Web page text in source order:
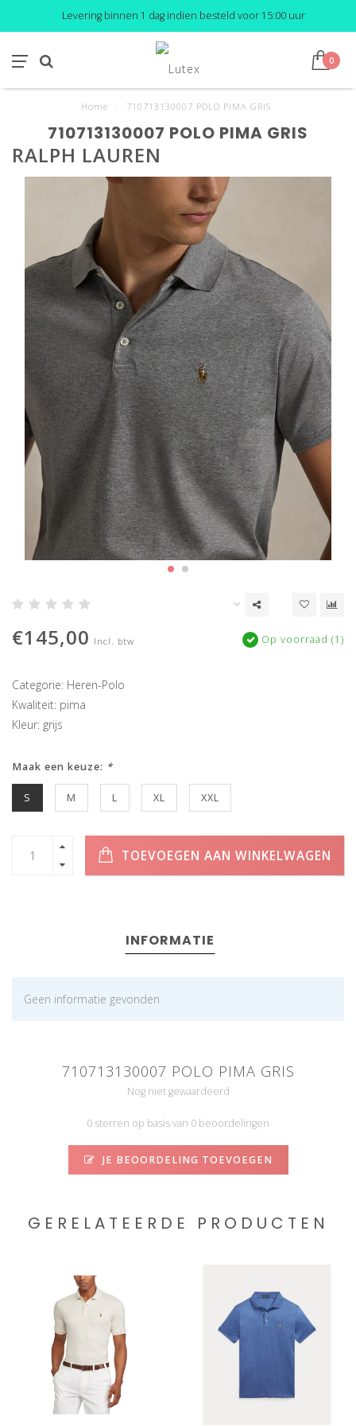
Levering binnen 1 dag indien besteld voor 15:00 uur
0
Home 710713130007 POLO PIMA GRIS
710713130007 POLO PIMA GRIS
RALPH LAUREN
€145,00 Incl. btw Op voorraad (1)
Categorie: Heren-Polo
Kwaliteit: pima
Kleur: grijs
Maak een keuze: *
S M L XL XXL
TOEVOEGEN AAN WINKELWAGEN
INFORMATIE
Geen informatie gevonden
710713130007 POLO PIMA GRIS
Nog niet gewaardeerd
0 sterren op basis van 0 beoordelingen
JE BEOORDELING TOEVOEGEN
GERELATEERDE PRODUCTEN